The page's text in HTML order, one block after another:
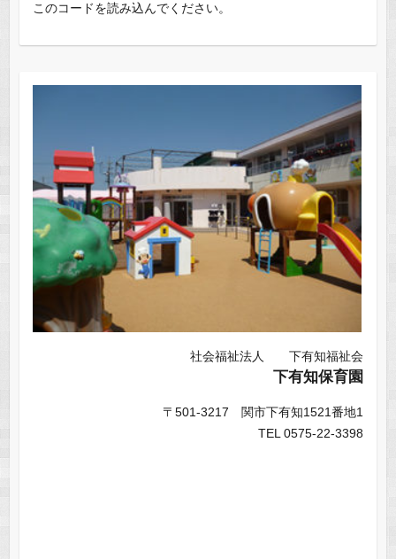
このコードを読み込んでください。
社会福祉法人 下有知福祉会
下有知保育園
〒501-3217 関市下有知1521番地1
TEL 0575-22-3398